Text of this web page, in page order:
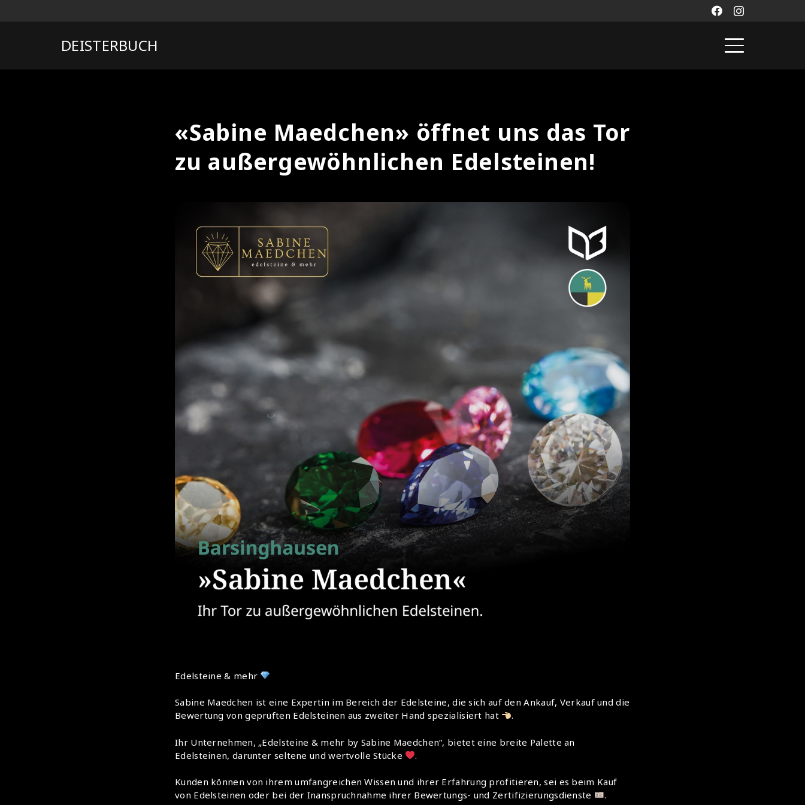
DEISTERBUCH
«Sabine Maedchen» öffnet uns das Tor
zu außergewöhnlichen Edelsteinen!
Edelsteine & mehr
Sabine Maedchen ist eine Expertin im Bereich der Edelsteine, die sich auf den Ankauf, Verkauf und die
Bewertung von geprüften Edelsteinen aus zweiter Hand spezialisiert hat
.
Ihr Unternehmen, „Edelsteine & mehr by Sabine Maedchen“, bietet eine breite Palette an
Edelsteinen, darunter seltene und wertvolle Stücke
.
Kunden können von ihrem umfangreichen Wissen und ihrer Erfahrung profitieren, sei es beim Kauf
von Edelsteinen oder bei der Inanspruchnahme ihrer Bewertungs- und Zertifizierungsdienste
.